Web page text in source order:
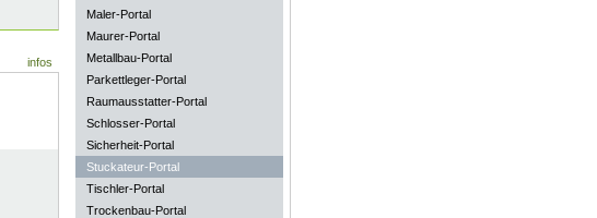
infos
Maler-Portal
Maurer-Portal
Metallbau-Portal
Parkettleger-Portal
Raumausstatter-Portal
Schlosser-Portal
Sicherheit-Portal
Stuckateur-Portal
Tischler-Portal
Trockenbau-Portal